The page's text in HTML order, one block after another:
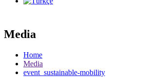
Media
Home
Media
event_sustainable-mobility